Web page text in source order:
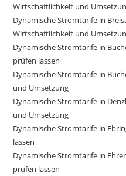
Wirtschaftlichkeit und
Dynamische Stromtarife in
Wirtschaftlichkeit und
Dynamische Stromtarife in
prüfen lassen
Dynamische Stromtarife in
und Umsetzung
Dynamische Stromtarife in
und Umsetzung
Dynamische Stromtarife in
lassen
Dynamische Stromtarife in
prüfen lassen